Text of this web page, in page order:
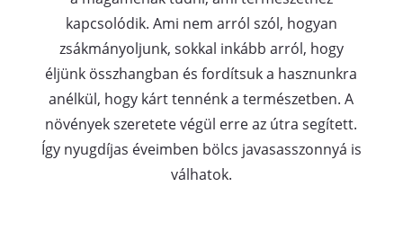
kapcsolódik. Ami nem arról szól, hogyan
zsákmányoljunk, sokkal inkább arról, hogy
éljünk összhangban és fordítsuk a hasznunkra
anélkül, hogy kárt tennénk a természetben. A
növények szeretete végül erre az útra segített.
Így nyugdíjas éveimben bölcs javasasszonnyá is
válhatok.